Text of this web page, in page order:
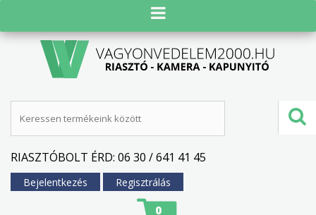
RIASZTÓBOLT ÉRD: 06 30 / 641 41 45
Bejelentkezés Regisztrálás
0